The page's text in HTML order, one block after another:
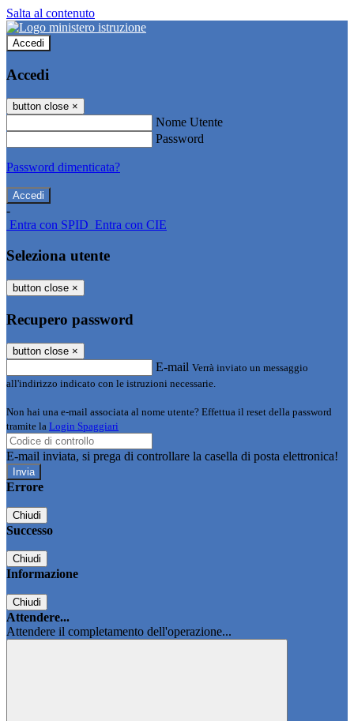
Salta al contenuto
Accedi
Accedi
button close ×
Nome Utente
Password
Password dimenticata?
-
Entra con SPID Entra con CIE
Seleziona utente
button close ×
Recupero password
button close ×
E-mail Verrà inviato un messaggio
all'indirizzo indicato con le istruzioni necessarie.
Non hai una e-mail associata al nome utente? Effettua il reset della password
tramite la Login Spaggiari
E-mail inviata, si prega di controllare la casella di posta elettronica!
Errore
Chiudi
Successo
Chiudi
Informazione
Chiudi
Attendere...
Attendere il completamento dell'operazione...